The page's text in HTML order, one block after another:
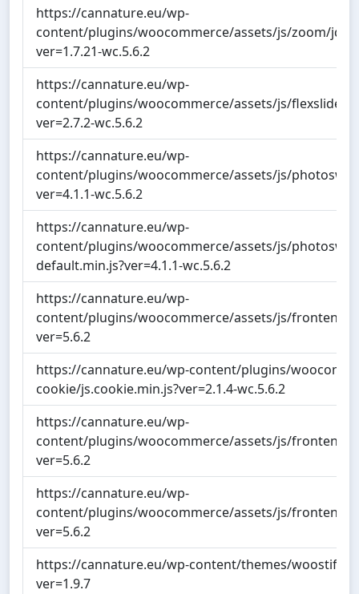
https://cannature.eu/wp-
content/plugins/woocommerce/assets/js/zoom/
ver=1.7.21-wc.5.6.2
https://cannature.eu/wp-
content/plugins/woocommerce/assets/js/flexslider/
ver=2.7.2-wc.5.6.2
https://cannature.eu/wp-
content/plugins/woocommerce/assets/js/
ver=4.1.1-wc.5.6.2
https://cannature.eu/wp-
content/plugins/woocommerce/assets/js/
default.min.js?ver=4.1.1-wc.5.6.2
https://cannature.eu/wp-
content/plugins/woocommerce/assets/js/frontend/
ver=5.6.2
https://cannature.eu/wp-content/plugins/
cookie/js.cookie.min.js?ver=2.1.4-wc.5.6.2
https://cannature.eu/wp-
content/plugins/woocommerce/assets/js/frontend/
ver=5.6.2
https://cannature.eu/wp-
content/plugins/woocommerce/assets/js/frontend/
ver=5.6.2
https://cannature.eu/wp-content/themes/woostify/
ver=1.9.7